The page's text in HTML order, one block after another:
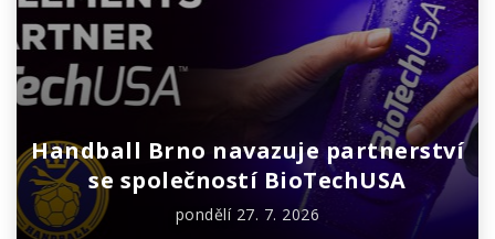
Handball Brno navazuje partnerství
se společností BioTechUSA
pondělí 27. 7. 2026